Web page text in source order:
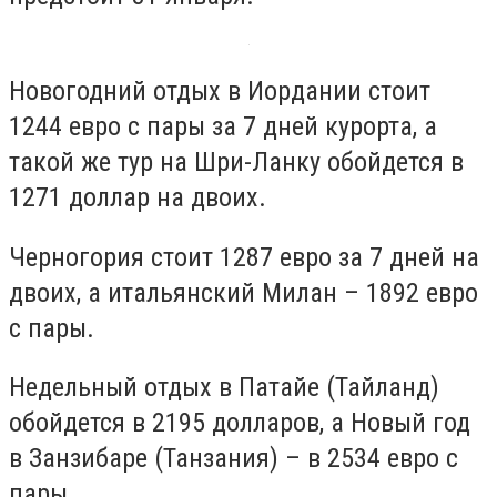
Новогодний отдых в Иордании стоит
1244 евро с пары за 7 дней курорта, а
такой же тур на Шри-Ланку обойдется в
1271 доллар на двоих.
Черногория стоит 1287 евро за 7 дней на
двоих, а итальянский Милан – 1892 евро
с пары.
Недельный отдых в Патайе (Тайланд)
обойдется в 2195 долларов, а Новый год
в Занзибаре (Танзания) – в 2534 евро с